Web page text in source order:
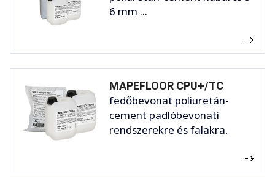
6 mm ...
MAPEFLOOR CPU+/TC
fedőbevonat poliuretán-
cement padlóbevonati
rendszerekre és falakra.